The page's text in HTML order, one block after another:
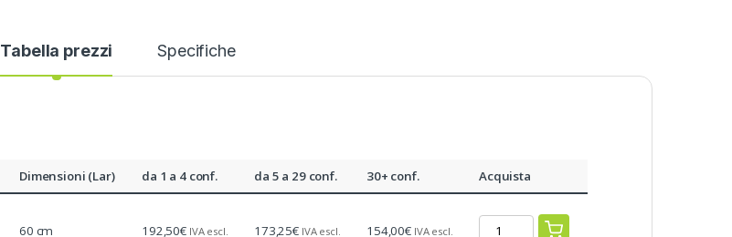
Tabella prezzi Specifiche
Dimensioni (Lar) da 1 a 4 conf. da 5 a 29 conf. 30+ conf. Acquista
60 cm 192,50€ IVA escl. 173,25€ IVA escl. 154,00€ IVA escl.